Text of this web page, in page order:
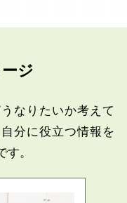
ジ
なりたいか考えて
分に役立つ情報を
。